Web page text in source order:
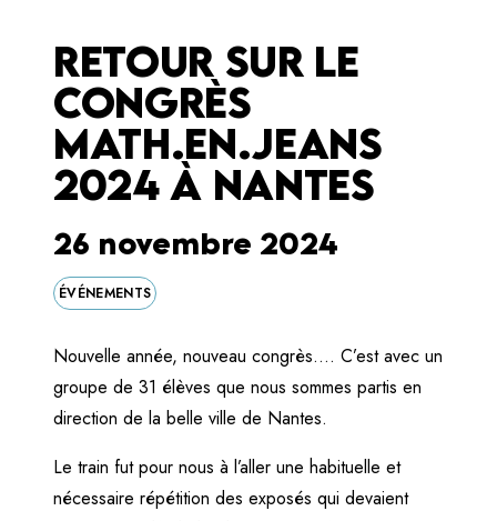
RETOUR SUR LE
CONGRÈS
MATH.EN.JEANS
2024 À NANTES
26 novembre 2024
ÉVÉNEMENTS
Nouvelle année, nouveau congrès…. C’est avec un
groupe de 31 élèves que nous sommes partis en
direction de la belle ville de Nantes.
Le train fut pour nous à l’aller une habituelle et
nécessaire répétition des exposés qui devaient